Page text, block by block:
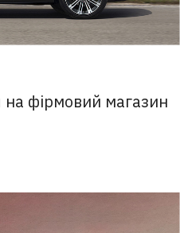
на фірмовий магазин